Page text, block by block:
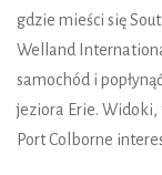
gdzie mieści się
Welland
samochód i
jeziora Erie. Widoki,
Port Colborne